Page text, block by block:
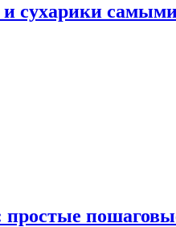
и сухарики
простые